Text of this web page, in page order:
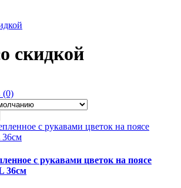
скидкой
(0)
с рукавами цветок на поясе
36см